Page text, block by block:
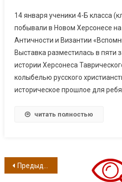
14 января ученики 4-Б класса
побывали в Новом Херсонесе
Античности и Византии
Выставка разместилась в пяти
истории Херсонеса
колыбелью русского
историческое прошлое для
читать полностью
Навигация по
Предыдущие записи